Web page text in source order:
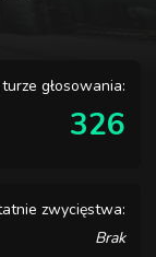
głosowania:
326
zwycięstwa:
Brak